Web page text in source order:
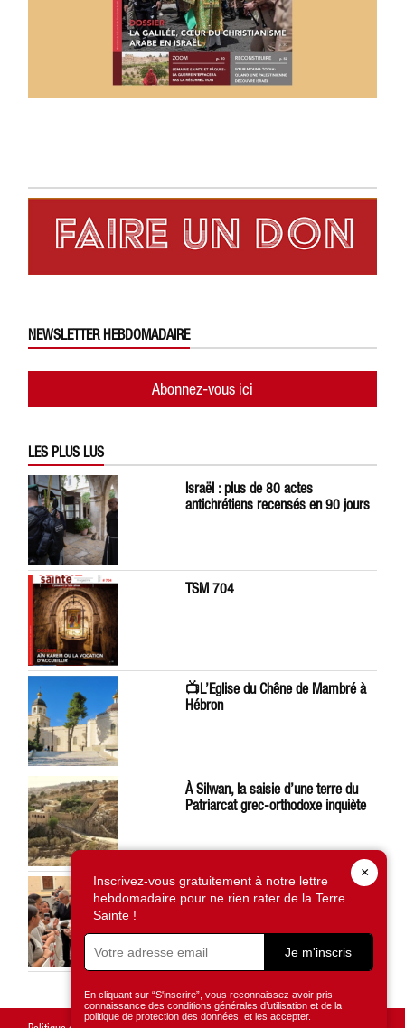
NEWSLETTER HEBDOMADAIRE
Abonnez-vous ici
LES PLUS LUS
Israël : plus de 80 actes
antichrétiens recensés en 90 jours
TSM 704
📺L’Eglise du Chêne de Mambré à
Hébron
À Silwan, la saisie d’une terre du
Patriarcat grec-orthodoxe inquiète
Léon XIV préoccupé par la situation
en Terre Sainte
×
Inscrivez-vous gratuitement à notre lettre
hebdomadaire pour ne rien rater de la Terre
Sainte !
Je m'inscris
En cliquant sur “S'inscrire”, vous reconnaissez avoir pris
connaissance des conditions générales d’utilisation et de la
politique de protection des données, et les accepter.